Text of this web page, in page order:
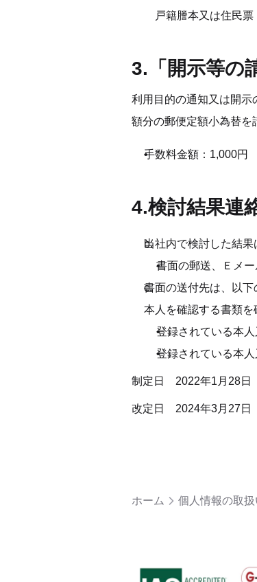
戸籍謄本又は住民票
3.「開示等の
利用目的の通知又は開示
額分の郵便定額小為替を
手数料金額：1,000円
4.検討結果連
当社内で検討した結果
書面の郵送、Ｅメ
書面の送付先は、以
本人を確認する書類を
登録されている本
登録されている本
制定日　2022年1月28日
改定日　2024年3月27日
ホーム 個人情報の取